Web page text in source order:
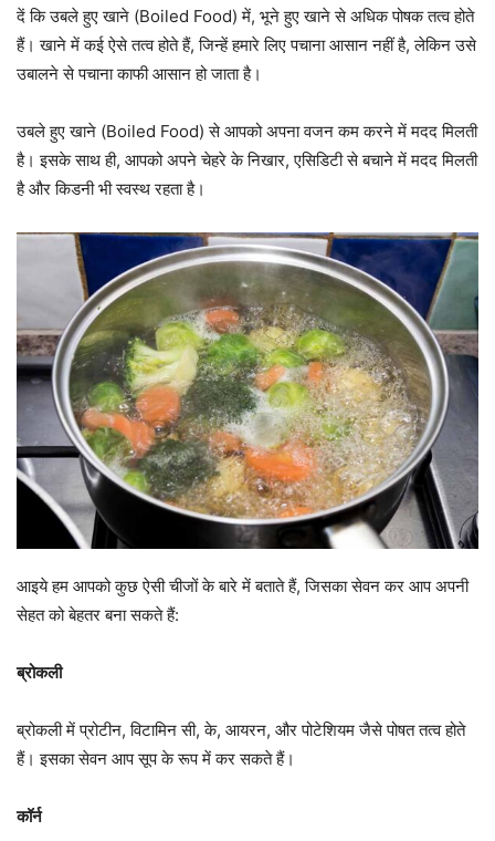
दें कि उबले हुए खाने (Boiled Food) में, भूने हुए खाने से अधिक पोषक तत्व होते
हैं। खाने में कई ऐसे तत्व होते हैं, जिन्हें हमारे लिए पचाना आसान नहीं है, लेकिन उसे
उबालने से पचाना काफी आसान हो जाता है।
उबले हुए खाने (Boiled Food) से आपको अपना वजन कम करने में मदद मिलती
है। इसके साथ ही, आपको अपने चेहरे के निखार, एसिडिटी से बचाने में मदद मिलती
है और किडनी भी स्वस्थ रहता है।
आइये हम आपको कुछ ऐसी चीजों के बारे में बताते हैं, जिसका सेवन कर आप अपनी
सेहत को बेहतर बना सकते हैं:
ब्रोकली
ब्रोकली में प्रोटीन, विटामिन सी, के, आयरन, और पोटेशियम जैसे पोषत तत्व होते
हैं। इसका सेवन आप सूप के रूप में कर सकते हैं।
कॉर्न